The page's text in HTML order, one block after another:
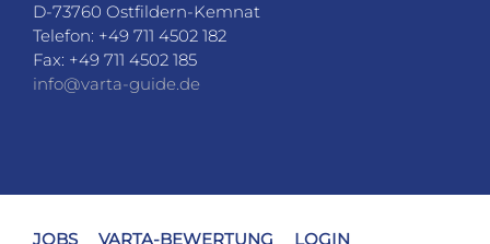
D-73760 Ostfildern-Kemnat
Telefon: +49 711 4502 182
Fax: +49 711 4502 185
info@varta-guide.de
JOBS VARTA-BEWERTUNG LOGIN